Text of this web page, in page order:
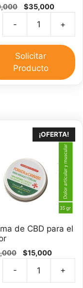
El
original
era:
$40,000.
$35,000El
actual
es:
- +
Solicitar
Producto
¡OFERTA!
de CBD para el
El
original
era:
$15,000El
actual
es:
- +